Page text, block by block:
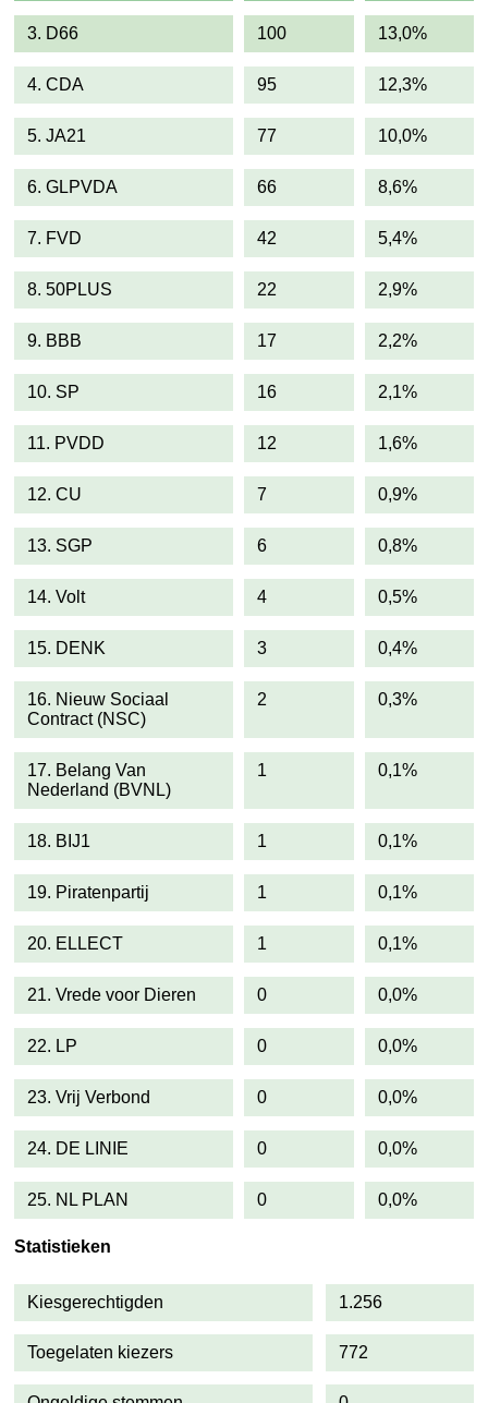
3. D66 100 13,0%
4. CDA 95 12,3%
5. JA21 77 10,0%
6. GLPVDA 66 8,6%
7. FVD 42 5,4%
8. 50PLUS 22 2,9%
9. BBB 17 2,2%
10. SP 16 2,1%
11. PVDD 12 1,6%
12. CU 7 0,9%
13. SGP 6 0,8%
14. Volt 4 0,5%
15. DENK 3 0,4%
16. Nieuw Sociaal
Contract (NSC)
2 0,3%
17. Belang Van
Nederland (BVNL)
1 0,1%
18. BIJ1 1 0,1%
19. Piratenpartij 1 0,1%
20. ELLECT 1 0,1%
21. Vrede voor Dieren 0 0,0%
22. LP 0 0,0%
23. Vrij Verbond 0 0,0%
24. DE LINIE 0 0,0%
25. NL PLAN 0 0,0%
Statistieken
Kiesgerechtigden 1.256
Toegelaten kiezers 772